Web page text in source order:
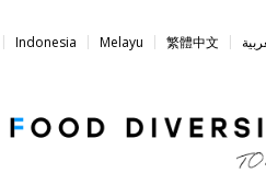
Indonesia Melayu 繁體中文